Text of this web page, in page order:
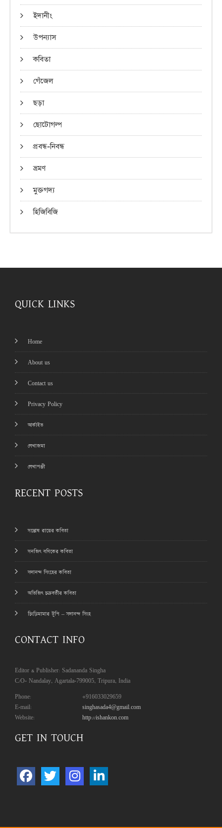
ইদানীং
উপন্যাস
কবিতা
গেঁজেল
ছড়া
ছোটোগল্প
প্রবন্ধ-নিবন্ধ
ভ্রমণ
মুক্তগদ্য
হিজিবিজি
QUICK LINKS
Home
About us
Contact us
Privacy Policy
আর্কাইভ
লেখাজমা
লেখাপঞ্জী
RECENT POSTS
সন্তোষ রায়ের কবিতা
সনজিৎ বণিকের কবিতা
সদানন্দ সিংহের কবিতা
অভিজিৎ চক্রবর্তীর কবিতা
চিংড়িমামার টুপি – সদানন্দ সিংহ
CONTACT INFO
Editor & Publisher: Sadananda Singha
C/O- Nandalay, Agartala-799005, Tripura, India
Phone:
+916033029659
E-mail:
singhasada4@gmail.com
Website:
http://ishankon.com
GET IN TOUCH